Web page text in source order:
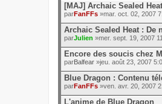
[MAJ] Archaic Sealed
parFanFFs »mar. oct. 02, 2007
Archaic Sealed Heat : De
parJulien »mer. sept. 19, 2007
Encore des soucis chez
parBalfear »jeu. août 23, 2007
Blue Dragon : Contenu
parFanFFs »ven. avr. 20, 2007
L'anime de Blue Dragon